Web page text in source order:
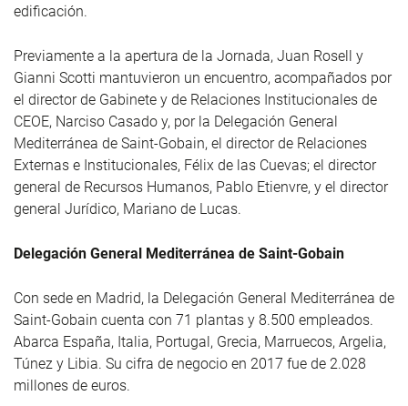
edificación.
Previamente a la apertura de la Jornada, Juan Rosell y
Gianni Scotti mantuvieron un encuentro, acompañados por
el director de Gabinete y de Relaciones Institucionales de
CEOE, Narciso Casado y, por la Delegación General
Mediterránea de Saint-Gobain, el director de Relaciones
Externas e Institucionales, Félix de las Cuevas; el director
general de Recursos Humanos, Pablo Etienvre, y el director
general Jurídico, Mariano de Lucas.
Delegación General Mediterránea de Saint-Gobain
Con sede en Madrid, la Delegación General Mediterránea de
Saint-Gobain cuenta con 71 plantas y 8.500 empleados.
Abarca España, Italia, Portugal, Grecia, Marruecos, Argelia,
Túnez y Libia. Su cifra de negocio en 2017 fue de 2.028
millones de euros.